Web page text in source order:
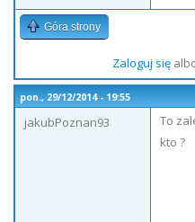
Góra strony
Zaloguj się
pon., 29/12/2014 - 19:55
jakubPoznan93
To
kto ?